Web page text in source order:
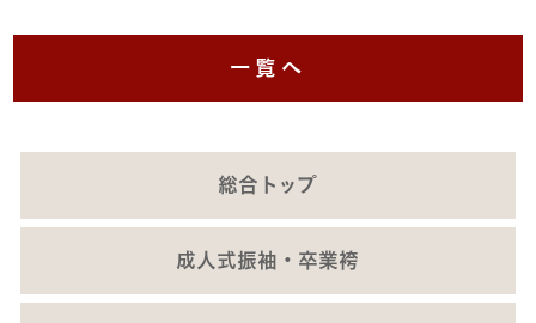
一覧へ
総合トップ
成人式振袖・卒業袴